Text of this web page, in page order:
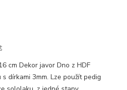
cm Dekor javor Dno z HDF
dírkami 3mm. Lze použít pedig